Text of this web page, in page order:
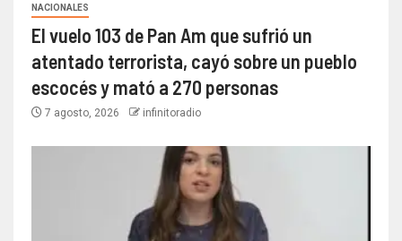
NACIONALES
El vuelo 103 de Pan Am que sufrió un
atentado terrorista, cayó sobre un pueblo
escocés y mató a 270 personas
7 agosto, 2026 infinitoradio